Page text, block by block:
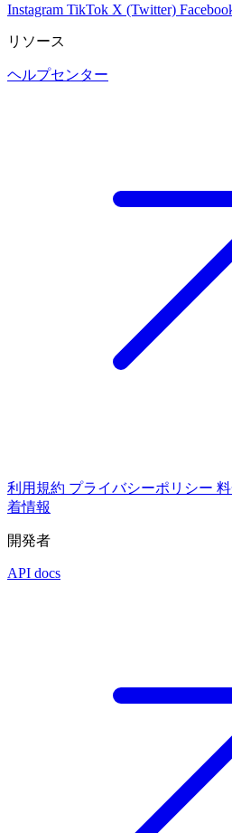
Instagram TikTok X (Twitter)
リソース
ヘルプセンター
利用規約 プライバシーポリシー
着情報
開発者
API docs